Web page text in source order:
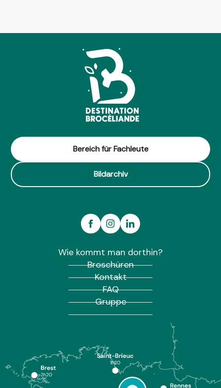
Bereich für Fachleute
Bildarchiv
Wie kommt man dorthin?
Broschüren
Kontakt
FAQ
Gruppe